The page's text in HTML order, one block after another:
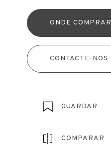
ONDE COMPRAR
CONTACTE-NOS
GUARDAR
COMPARAR